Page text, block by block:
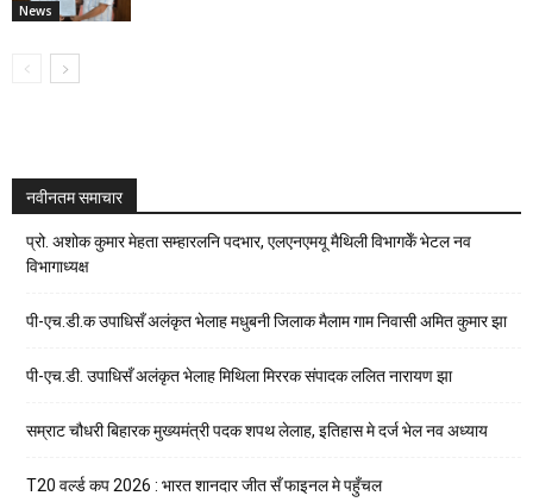
News
नवीनतम समाचार
प्रो. अशोक कुमार मेहता सम्हारलनि पदभार, एलएनएमयू मैथिली विभागकेँ भेटल नव
विभागाध्यक्ष
पी-एच.डी.क उपाधिसँ अलंकृत भेलाह मधुबनी जिलाक मैलाम गाम निवासी अमित कुमार झा
पी-एच.डी. उपाधिसँ अलंकृत भेलाह मिथिला मिररक संपादक ललित नारायण झा
सम्राट चौधरी बिहारक मुख्यमंत्री पदक शपथ लेलाह, इतिहास मे दर्ज भेल नव अध्याय
T20 वर्ल्ड कप 2026 : भारत शानदार जीत सँ फाइनल मे पहुँचल